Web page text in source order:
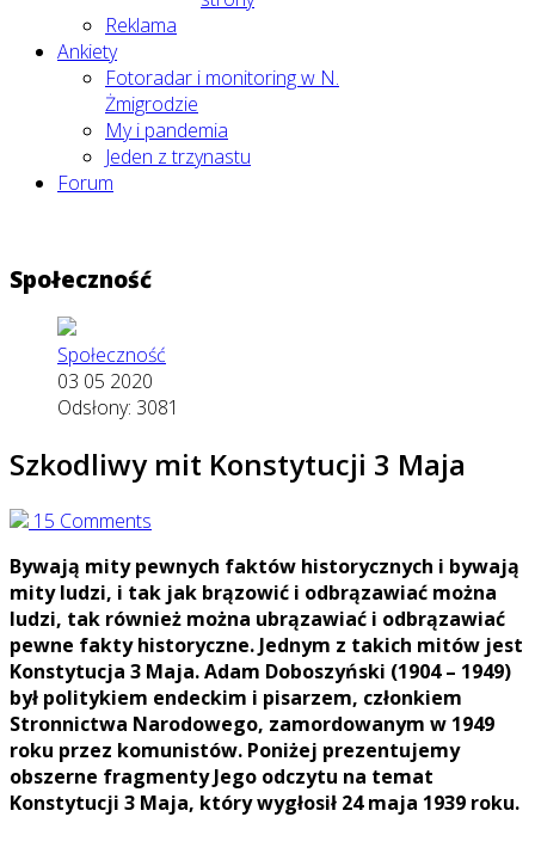
Reklama
Ankiety
Fotoradar i monitoring w N.
Żmigrodzie
My i pandemia
Jeden z trzynastu
Forum
Społeczność
Społeczność
03 05 2020
Odsłony: 3081
Szkodliwy mit Konstytucji 3 Maja
15 Comments
Bywają mity pewnych faktów historycznych i bywają
mity ludzi, i tak jak brązowić i odbrązawiać można
ludzi, tak również można ubrązawiać i odbrązawiać
pewne fakty historyczne. Jednym z takich mitów jest
Konstytucja 3 Maja.Adam Doboszyński (1904 – 1949)
był politykiem endeckim i pisarzem, członkiem
Stronnictwa Narodowego, zamordowanym w 1949
roku przez komunistów. Poniżej prezentujemy
obszerne fragmentyJego odczytu na temat
Konstytucji 3 Maja, który wygłosił 24 maja 1939 roku.